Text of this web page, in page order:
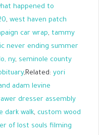
happened to
, west haven patch
car wrap, tammy
never ending summer
ny, seminole county
,Related: yori
adam levine
dresser assembly
dark walk, custom wood
of lost souls filming